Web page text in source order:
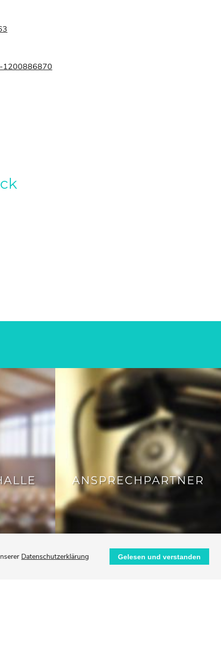
1200886870
ANSPRECHPARTNER
Datenschutzerklärung Gelesen und verstanden